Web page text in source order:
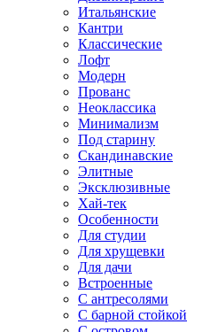
Итальянские
Кантри
Классические
Лофт
Модерн
Прованс
Неоклассика
Минимализм
Под старину
Скандинавские
Элитные
Эксклюзивные
Хай-тек
Особенности
Для студии
Для хрущевки
Для дачи
Встроенные
С антресолями
С барной стойкой